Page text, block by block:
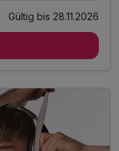
Gültig bis 28.11.2026